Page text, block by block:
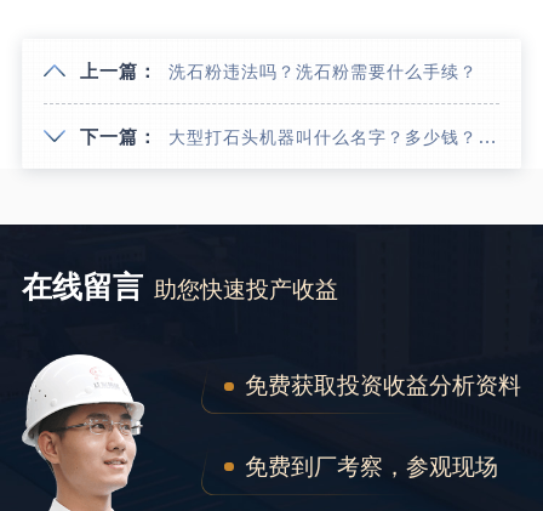
上一篇： 洗石粉违法吗？洗石粉需要什么手续？
下一篇： 大型打石头机器叫什么名字？多少钱？附图片
在线留言 助您快速投产收益
免费获取投资收益分析资料
免费到厂考察，参观现场